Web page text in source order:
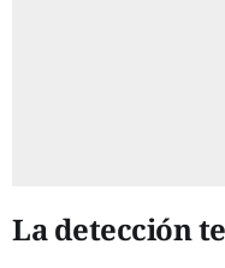
La detección